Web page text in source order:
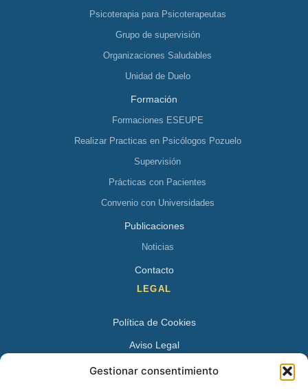
Gestionar consentimiento
Psicoterapia para Psicoterapeutas
Grupo de supervisión
Organizaciones Saludables
Unidad de Duelo
Formación
Formaciones ESEUPE
Realizar Practicas en Psicólogos Pozuelo
Supervisión
Prácticas con Pacientes
Convenio con Universidades
Publicaciones
Noticias
Contacto
LEGAL
Política de Cookies
Aviso Legal
Política de Privacidad